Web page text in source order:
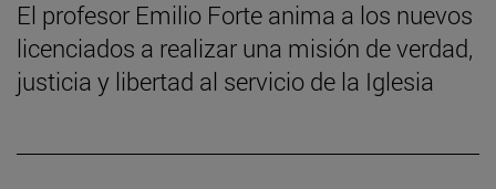
El profesor Emilio Forte anima a los nuevos
licenciados a realizar una misión de verdad,
justicia y libertad al servicio de la Iglesia